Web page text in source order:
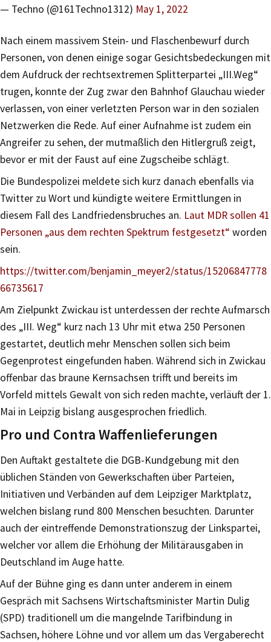
— Techno (@161Techno1312) May 1, 2022
Nach einem massivem Stein- und Flaschenbewurf durch
Personen, von denen einige sogar Gesichtsbedeckungen mit
dem Aufdruck der rechtsextremen Splitterpartei „III.Weg“
trugen, konnte der Zug zwar den Bahnhof Glauchau wieder
verlassen, von einer verletzten Person war in den sozialen
Netzwerken die Rede. Auf einer Aufnahme ist zudem ein
Angreifer zu sehen, der mutmaßlich den Hitlergruß zeigt,
bevor er mit der Faust auf eine Zugscheibe schlägt.
Die Bundespolizei meldete sich kurz danach ebenfalls via
Twitter zu Wort und kündigte weitere Ermittlungen in
diesem Fall des Landfriedensbruches an. Laut MDR sollen 41
Personen „aus dem rechten Spektrum festgesetzt“ worden
sein.
https://twitter.com/benjamin_meyer2/status/15206847778
66735617
Am Zielpunkt Zwickau ist unterdessen der rechte Aufmarsch
des „III. Weg“ kurz nach 13 Uhr mit etwa 250 Personen
gestartet, deutlich mehr Menschen sollen sich beim
Gegenprotest eingefunden haben. Während sich in Zwickau
offenbar das braune Kernsachsen trifft und bereits im
Vorfeld mittels Gewalt von sich reden machte, verläuft der 1.
Mai in Leipzig bislang ausgesprochen friedlich.
Pro und Contra Waffenlieferungen
Den Auftakt gestaltete die DGB-Kundgebung mit den
üblichen Ständen von Gewerkschaften über Parteien,
Initiativen und Verbänden auf dem Leipziger Marktplatz,
welchen bislang rund 800 Menschen besuchten. Darunter
auch der eintreffende Demonstrationszug der Linkspartei,
welcher vor allem die Erhöhung der Militärausgaben in
Deutschland im Auge hatte.
Auf der Bühne ging es dann unter anderem in einem
Gespräch mit Sachsens Wirtschaftsminister Martin Dulig
(SPD) traditionell um die mangelnde Tarifbindung in
Sachsen, höhere Löhne und vor allem um das Vergaberecht